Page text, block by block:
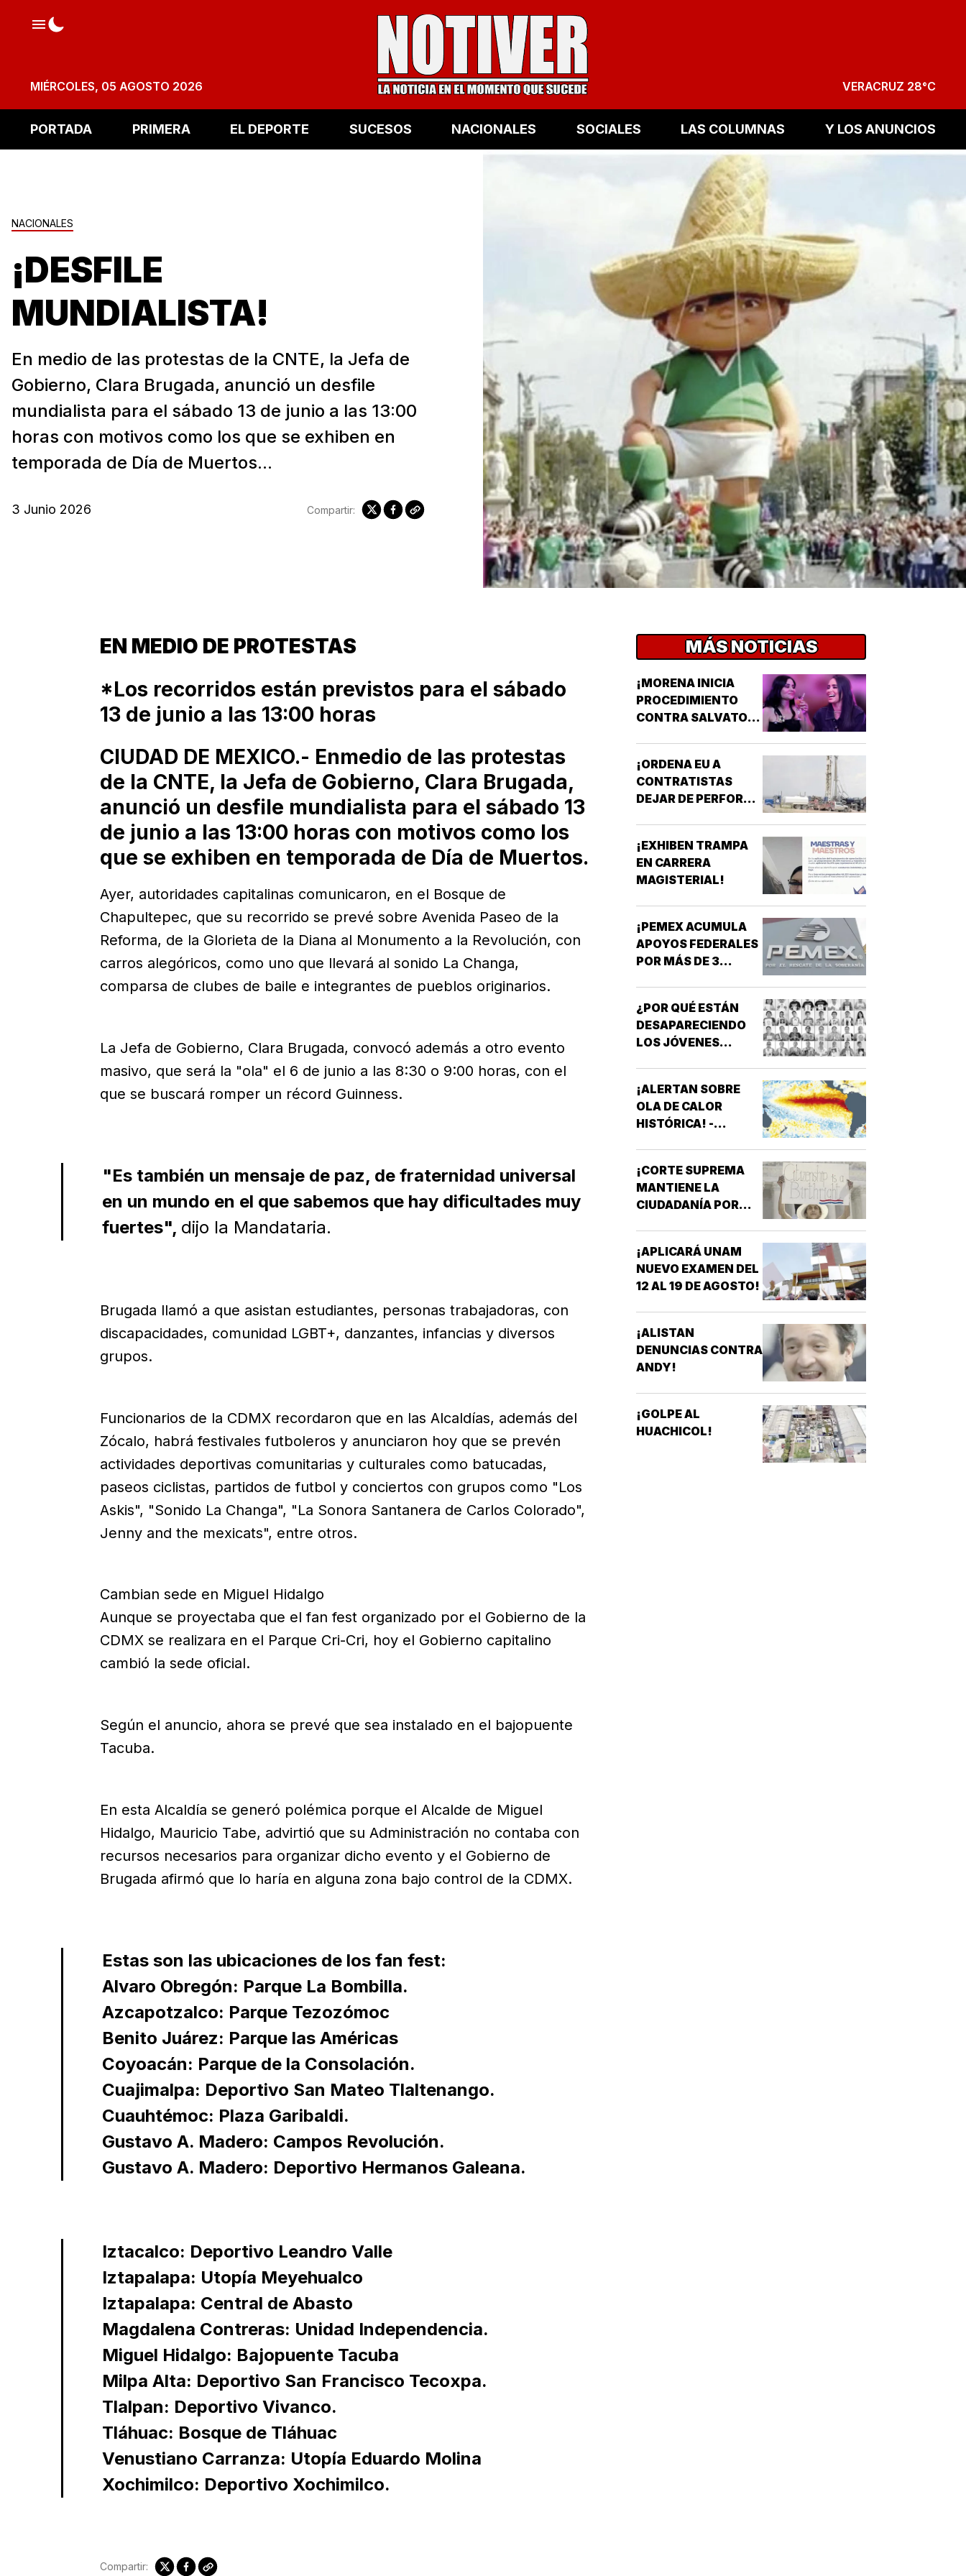
MIÉRCOLES, 05 AGOSTO 2026 VERACRUZ 28°C
PORTADA PRIMERA EL DEPORTE SUCESOS NACIONALES SOCIALES LAS COLUMNAS Y LOS ANUNCIOS
NACIONALES
¡DESFILE
MUNDIALISTA!
En medio de las protestas de la CNTE, la Jefa de
Gobierno, Clara Brugada, anunció un desfile
mundialista para el sábado 13 de junio a las 13:00
horas con motivos como los que se exhiben en
temporada de Día de Muertos...
3 Junio 2026 Compartir:
EN MEDIO DE PROTESTAS
*Los recorridos están previstos para el sábado
13 de junio a las 13:00 horas
CIUDAD DE MEXICO.- Enmedio de las protestas
de la CNTE, la Jefa de Gobierno, Clara Brugada,
anunció un desfile mundialista para el sábado 13
de junio a las 13:00 horas con motivos como los
que se exhiben en temporada de Día de Muertos.
Ayer, autoridades capitalinas comunicaron, en el Bosque de
Chapultepec, que su recorrido se prevé sobre Avenida Paseo de la
Reforma, de la Glorieta de la Diana al Monumento a la Revolución, con
carros alegóricos, como uno que llevará al sonido La Changa,
comparsa de clubes de baile e integrantes de pueblos originarios.
La Jefa de Gobierno, Clara Brugada, convocó además a otro evento
masivo, que será la "ola" el 6 de junio a las 8:30 o 9:00 horas, con el
que se buscará romper un récord Guinness.
"Es también un mensaje de paz, de fraternidad universal
en un mundo en el que sabemos que hay dificultades muy
fuertes", dijo la Mandataria.
Brugada llamó a que asistan estudiantes, personas trabajadoras, con
discapacidades, comunidad LGBT+, danzantes, infancias y diversos
grupos.
Funcionarios de la CDMX recordaron que en las Alcaldías, además del
Zócalo, habrá festivales futboleros y anunciaron hoy que se prevén
actividades deportivas comunitarias y culturales como batucadas,
paseos ciclistas, partidos de futbol y conciertos con grupos como "Los
Askis", "Sonido La Changa", "La Sonora Santanera de Carlos Colorado",
Jenny and the mexicats", entre otros.
Cambian sede en Miguel Hidalgo
Aunque se proyectaba que el fan fest organizado por el Gobierno de la
CDMX se realizara en el Parque Cri-Cri, hoy el Gobierno capitalino
cambió la sede oficial.
Según el anuncio, ahora se prevé que sea instalado en el bajopuente
Tacuba.
En esta Alcaldía se generó polémica porque el Alcalde de Miguel
Hidalgo, Mauricio Tabe, advirtió que su Administración no contaba con
recursos necesarios para organizar dicho evento y el Gobierno de
Brugada afirmó que lo haría en alguna zona bajo control de la CDMX.
Estas son las ubicaciones de los fan fest:
Alvaro Obregón: Parque La Bombilla.
Azcapotzalco: Parque Tezozómoc
Benito Juárez: Parque las Américas
Coyoacán: Parque de la Consolación.
Cuajimalpa: Deportivo San Mateo Tlaltenango.
Cuauhtémoc: Plaza Garibaldi.
Gustavo A. Madero: Campos Revolución.
Gustavo A. Madero: Deportivo Hermanos Galeana.
Iztacalco: Deportivo Leandro Valle
Iztapalapa: Utopía Meyehualco
Iztapalapa: Central de Abasto
Magdalena Contreras: Unidad Independencia.
Miguel Hidalgo: Bajopuente Tacuba
Milpa Alta: Deportivo San Francisco Tecoxpa.
Tlalpan: Deportivo Vivanco.
Tláhuac: Bosque de Tláhuac
Venustiano Carranza: Utopía Eduardo Molina
Xochimilco: Deportivo Xochimilco.
Compartir:
MÁS NOTICIAS
¡MORENA INICIA
PROCEDIMIENTO
CONTRA SALVATORI
ADULTOS MAYORES!
¡ORDENA EU A
CONTRATISTAS
DEJAR DE PERFORAR
NUEVO MÉXICO!
¡EXHIBEN TRAMPA
EN CARRERA
MAGISTERIAL!
¡PEMEX ACUMULA
APOYOS FEDERALES
POR MÁS DE 3
¿POR QUÉ ESTÁN
DESAPARECIENDO
LOS JÓVENES
¡ALERTAN SOBRE
OLA DE CALOR
HISTÓRICA! -
¡CORTE SUPREMA
MANTIENE LA
CIUDADANÍA POR
¡APLICARÁ UNAM
NUEVO EXAMEN DEL
12 AL 19 DE AGOSTO!
¡ALISTAN
DENUNCIAS CONTRA
ANDY!
¡GOLPE AL
HUACHICOL!